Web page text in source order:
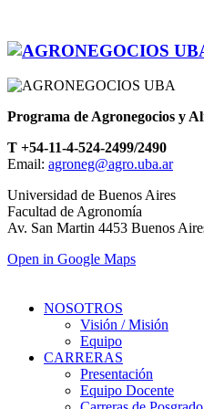
Programa de Agronegocios y
T +54-11-4-524-2499/2490
Email: agroneg@agro.uba.ar
Universidad de Buenos Aires
Facultad de Agronomía
Av. San Martin 4453 Buenos
Open in Google Maps
NOSOTROS
Visión / Misión
Equipo
CARRERAS
Presentación
Equipo Docente